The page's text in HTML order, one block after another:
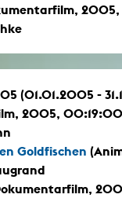
(01.01.2005 -
2005,
Goldfischen